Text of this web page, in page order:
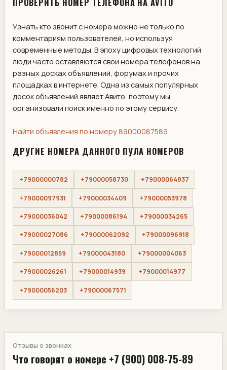
ПРОВЕРИТЬ НОМЕР ТЕЛЕФОНА НА AVITO
Узнать кто звонит с номера можно не только по
комментариям пользователей, но используя
современные методы. В эпоху цифровых технологий
люди часто оставляются свои номера телефонов на
разных досках объявлений, форумах и прочих
площадках в интернете. Одна из самых популярных
досок объявлений являет Авито, поэтому мы
организовали поиск именно по этому сервису.
Найти объявления по номеру 89000087589
ДРУГИЕ НОМЕРА ДАННОГО ПУЛА НОМЕРОВ
+79000000782 +79000058730 +79000064837
+79000097931 +79000034409 +79000053978
+79000036042 +79000086194 +79000034265
+79000027086 +79000062092 +79000096918
+79000012859 +79000043180 +79000004063
+79000026261 +79000014939 +79000014977
+79000056203 +79000067571
Отзывы о звонках
Что говорят о номере +7 (900) 008-75-89